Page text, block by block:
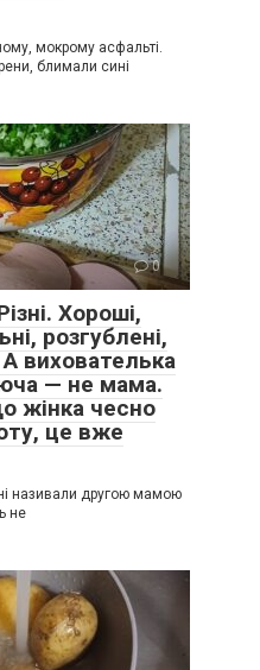
мокрому асфальті.
блимали сині
0
Хороші,
розгублені,
А вихователька
— не мама.
жінка чесно
це вже
називали другою мамою
не